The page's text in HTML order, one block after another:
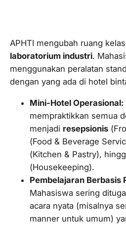
APHTI mengubah ruang
laboratorium industri.
menggunakan peralatan
dengan yang ada di hotel
Mini-Hotel Operasional:
mempraktikkan semua
menjadi resepsionis (
(Food & Beverage
(Kitchen & Pastry),
(Housekeeping).
Pembelajaran Berbasis
Mahasiswa sering
acara nyata (misalnya
manner untuk umum)